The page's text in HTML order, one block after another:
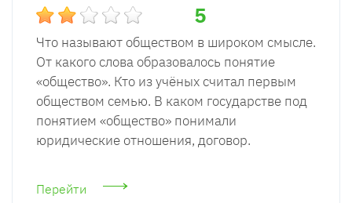
5
Что называют обществом в широком смысле.
От какого слова образовалось понятие
«общество». Кто из учёных считал первым
обществом семью. В каком государстве под
понятием «общество» понимали
юридические отношения, договор.
Перейти